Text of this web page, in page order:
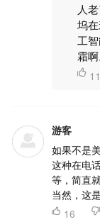
人
坞
工
霜啊
 11
游客
如果不是
这种在电
等，简直
当然，这
 16 